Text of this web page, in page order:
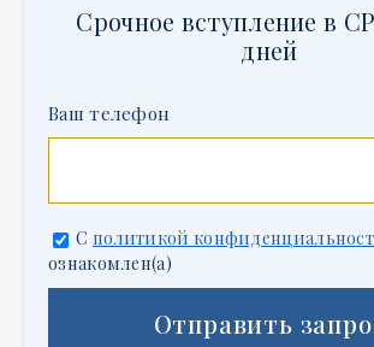
Срочное вступление в
дней
Ваш телефон
С политикой
ознакомлен(а)
Отправить